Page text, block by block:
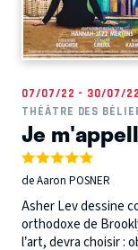
07/07/22 - 30/07/22
THÉÂTRE DES
Je
de Aaron POSNER
Asher Lev dessine
orthodoxe de
l’art, devra choisir :